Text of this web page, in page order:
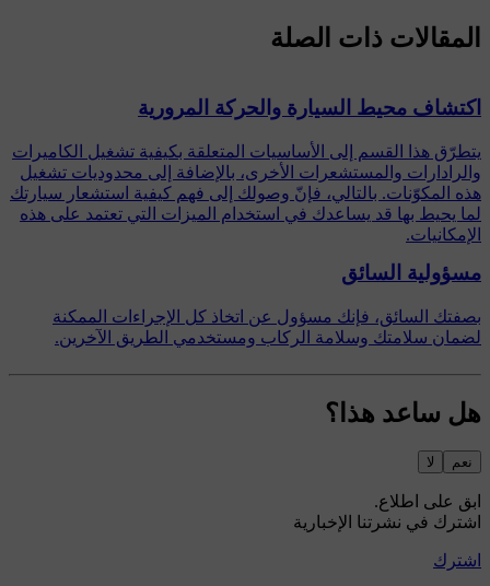
المقالات ذات الصلة
اكتشاف محيط السيارة والحركة المرورية
يتطرّق هذا القسم إلى الأساسيات المتعلقة بكيفية تشغيل الكاميرات
والرادارات والمستشعرات الأخرى، بالإضافة إلى محدوديات تشغيل
هذه المكوّنات. بالتالي، فإنّ وصولك إلى فهم كيفية استشعار سيارتك
لما يحيط بها قد يساعدك في استخدام الميزات التي تعتمد على هذه
الإمكانيات.
مسؤولية السائق
بصفتك السائق، فإنك مسؤول عن اتخاذ كل الإجراءات الممكنة
لضمان سلامتك وسلامة الركاب ومستخدمي الطريق الآخرين.
هل ساعد هذا؟
نعم لا